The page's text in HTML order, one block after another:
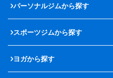
パーソナルジムから探す
スポーツジムから探す
ヨガから探す